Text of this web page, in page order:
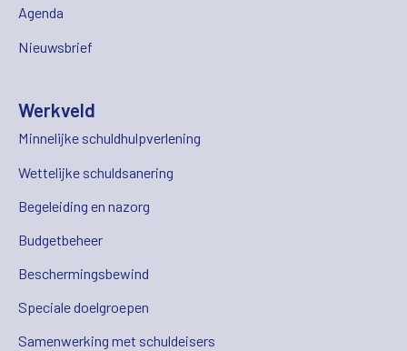
Agenda
Nieuwsbrief
Werkveld
Minnelijke schuldhulpverlening
Wettelijke schuldsanering
Begeleiding en nazorg
Budgetbeheer
Beschermingsbewind
Speciale doelgroepen
Samenwerking met schuldeisers